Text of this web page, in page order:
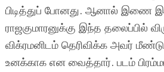
பிடித்துப் போனது. ஆனால் இணை
ராஜகுமாரனுக்கு இந்த தலைப்பில்
விக்ரமனிடம் தெரிவிக்க அவர்
உனக்காக என வைத்தார். படம்